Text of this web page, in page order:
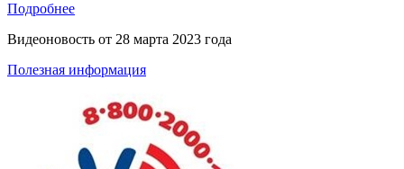
Подробнее
Видеоновость от 28 марта 2023 года
Полезная информация